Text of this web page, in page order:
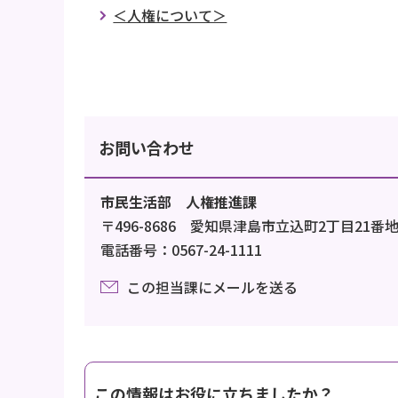
＜人権について＞
お問い合わせ
市民生活部 人権推進課
〒496-8686 愛知県津島市立込町2丁目21番地
電話番号：0567-24-1111
この担当課にメールを送る